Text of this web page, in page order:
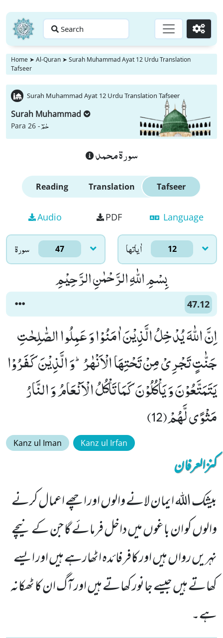
Search Go
Home ➤ Al-Quran ➤ Surah Muhammad Ayat 12 Urdu Translation
Tafseer
Surah Muhammad Ayat 12 Urdu Translation Tafseer
Surah Muhammad
Para 26 -حٰمٓ
سورة محمد
Reading Translation Tafseer
Audio PDF Language
سورۃ 47 اٰياتها 12
بِسْمِ اللّٰهِ الرَّحْمٰنِ الرَّحِیْمِ
47.12
اِنَّ اللّٰهَ یُدْخِلُ الَّذِیْنَ اٰمَنُوْا وَ عَمِلُوا الصّٰلِحٰتِ
جَنّٰتٍ تَجْرِیْ مِنْ تَحْتِهَا الْاَنْهٰرُؕ-وَ الَّذِیْنَ كَفَرُوْا
یَتَمَتَّعُوْنَ وَ یَاْكُلُوْنَ كَمَا تَاْكُلُ الْاَنْعَامُ وَ النَّارُ
مَثْوًى لَّهُمْ(12)
Kanz ul Iman Kanz ul Irfan
کنزالعرفان
بیشک اللہ ایمان لانے والوں اور اچھے اعمال کرنے
والوں کو ان باغوں میں داخل فرمائے گا جن کے نیچے
نہریں رواں ہیں اور کافر فائدہ اٹھارہے ہیں اور ایسے
کھاتے ہیں جیسے جانور کھاتے ہیں اور آگ ان کا ٹھکانہ
ہے۔